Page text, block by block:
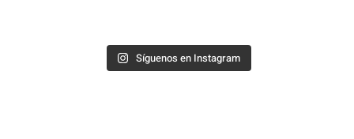
Síguenos en Instagram